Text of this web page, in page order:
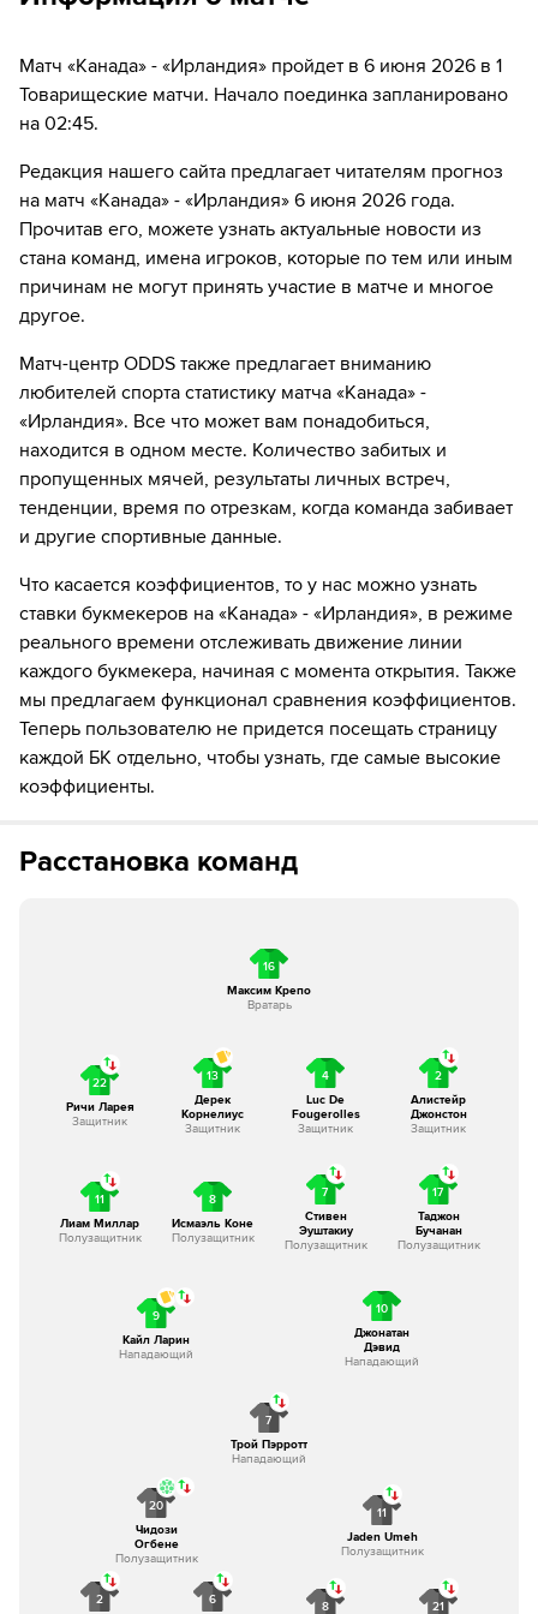
62´ Замена "Канада": Ричи Ларея ↔ Зорхан Бассонг
64´
Игрок "Ирландия" Джейми МакГрат получает
70´ Замена "Ирландия": Jaden Umeh ↔ Mason Melia
70´
Замена "Ирландия": Шеймус Коулмэн ↔ Киллиан
73´
86´ Замена "Канада": Таджон Бучанан ↔ Tani Oluwaseyi
87´
Замена "Канада": Лиам Миллар ↔ Джейден
Нельсон
87´ Замена "Канада": Стивен Эуштакиу ↔ Натан Салиба
88´ Замена "Ирландия": Трой Пэрротт ↔ Киан Ливи
90´+2
Замена "Ирландия": Чидози Огбене ↔ Adam
Матч «Канада» - «Ирландия» пройдет в 6 июня 2026 в 1
Товарищеские матчи. Начало поединка запланировано
на 02:45.
Редакция нашего сайта предлагает читателям прогноз
на матч «Канада» - «Ирландия» 6 июня 2026 года.
Прочитав его, можете узнать актуальные новости из
стана команд, имена игроков, которые по тем или иным
причинам не могут принять участие в матче и многое
другое.
Матч-центр ODDS также предлагает вниманию
любителей спорта статистику матча «Канада» -
«Ирландия». Все что может вам понадобиться,
находится в одном месте. Количество забитых и
пропущенных мячей, результаты личных встреч,
тенденции, время по отрезкам, когда команда забивает
и другие спортивные данные.
Что касается коэффициентов, то у нас можно узнать
ставки букмекеров на «Канада» - «Ирландия», в режиме
реального времени отслеживать движение линии
каждого букмекера, начиная с момента открытия. Также
мы предлагаем функционал сравнения коэффициентов.
Теперь пользователю не придется посещать страницу
каждой БК отдельно, чтобы узнать, где самые высокие
коэффициенты.
Расстановка команд
16
Максим Крепо
Вратарь
22
Ричи Ларея
Защитник
13
Дерек
Корнелиус
Защитник
4
Luc De
Fougerolles
Защитник
2
Алистейр
Джонстон
Защитник
11
Лиам Миллар
Полузащитник
8
Исмаэль Коне
Полузащитник
7
Стивен
Эуштакиу
Полузащитник
17
Таджон
Бучанан
Полузащитник
9
Кайл Ларин
Нападающий
10
Джонатан
Дэвид
Нападающий
2 6 8 21
20
Чидози
Огбене
Полузащитник
11
Jaden Umeh
Полузащитник
7
Трой Пэрротт
Нападающий